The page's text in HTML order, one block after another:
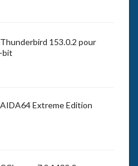
153.0.2 pour
bit
Extreme Edition